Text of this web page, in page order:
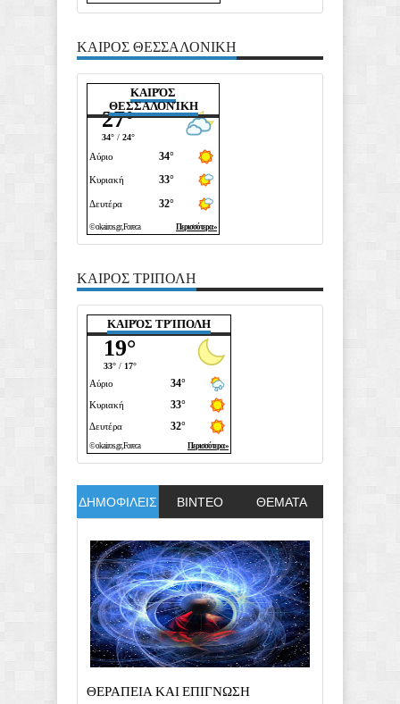
ΚΑΙΡΟΣ ΘΕΣΣΑΛΟΝΙΚΗ
ΚΑΙΡΌΣ
ΘΕΣΣΑΛΟΝΊΚΗ
ΚΑΙΡΟΣ ΤΡΙΠΟΛΗ
ΚΑΙΡΌΣ ΤΡΊΠΟΛΗ
ΔΗΜΟΦΙΛΕΙΣ ΒΙΝΤΕΟ ΘΕΜΑΤΑ
ΘΕΡΑΠΕΙΑ ΚΑΙ ΕΠΙΓΝΩΣΗ